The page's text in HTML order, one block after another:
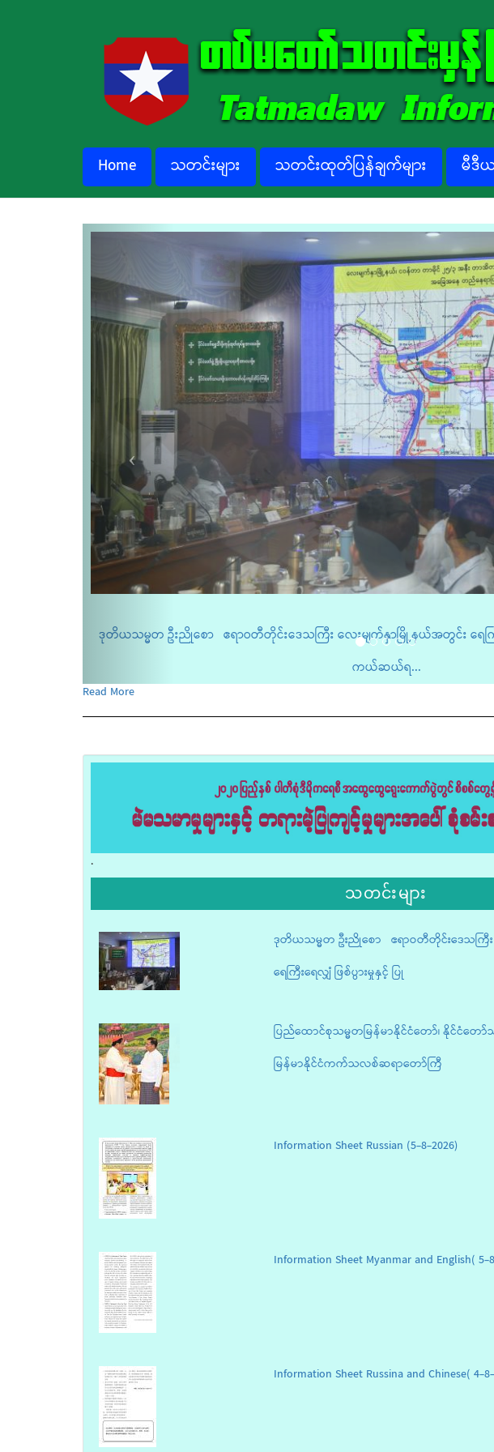
Home သတင်းများ သတင်းထုတ်ပြန်ချက်များ မီဒီ
မ္မတ ဦးညိုစော ဧရာဝတီတိုင်းဒေသကြီး လေးမျက်နှာမြို့နယ်အတွင်း ရေကြီးရေလျှံ ဖြစ်ပွားမှုနှင့် ပြု
Previous
Read More
.
သတင်းများ
ဒုတိယသမ္မတ ဦးညိုစော ဧရာဝတီတိုင်းဒေသကြီ
ရေကြီးရေလျှံ ဖြစ်ပွားမှုနှင့် ပြု
ပြည်ထောင်စုသမ္မတမြန်မာနိုင်ငံတော်၊ နိုင်ငံတော်
မြန်မာနိုင်ငံကက်သလစ်ဆရာတော်ကြီ
Information Sheet Russian (5-8-2026)
Information Sheet Myanmar and English( 5-
Information Sheet Russina and Chinese( 4-